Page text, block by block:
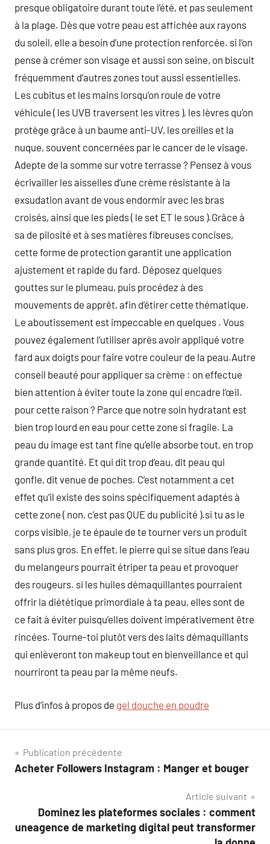
presque obligatoire durant toute l’été, et pas seulement
à la plage. Dès que votre peau est affichée aux rayons
du soleil, elle a besoin d’une protection renforcée. si l’on
pense à crémer son visage et aussi son seine, on biscuit
fréquemment d’autres zones tout aussi essentielles.
Les cubitus et les mains lorsqu’on roule de votre
véhicule ( les UVB traversent les vitres ), les lèvres qu’on
protège grâce à un baume anti-UV, les oreilles et la
nuque, souvent concernées par le cancer de le visage.
Adepte de la somme sur votre terrasse ? Pensez à vous
écrivailler les aisselles d’une crème résistante à la
exsudation avant de vous endormir avec les bras
croisés, ainsi que les pieds ( le set ET le sous ).Grâce à
sa de pilosité et à ses matières fibreuses concises,
cette forme de protection garantit une application
ajustement et rapide du fard. Déposez quelques
gouttes sur le plumeau, puis procédez à des
mouvements de apprêt, afin d’étirer cette thématique.
Le aboutissement est impeccable en quelques . Vous
pouvez également l’utiliser après avoir appliqué votre
fard aux doigts pour faire votre couleur de la peau.Autre
conseil beauté pour appliquer sa crème : on effectue
bien attention à éviter toute la zone qui encadre l’œil.
pour cette raison ? Parce que notre soin hydratant est
bien trop lourd en eau pour cette zone si fragile. La
peau du image est tant fine qu’elle absorbe tout, en trop
grande quantité. Et qui dit trop d’eau, dit peau qui
gonfle, dit venue de poches. C’est notamment a cet
effet qu’il existe des soins spécifiquement adaptés à
cette zone ( non, c’est pas QUE du publicité ).si tu as le
corps visible, je te épaule de te tourner vers un produit
sans plus gros. En effet, le pierre qui se situe dans l’eau
du melangeurs pourrait étriper ta peau et provoquer
des rougeurs. si les huiles démaquillantes pourraient
offrir la diététique primordiale à ta peau, elles sont de
ce fait à éviter puisqu’elles doivent impérativement être
rincées. Tourne-toi plutôt vers des laits démaquillants
qui enlèveront ton makeup tout en bienveillance et qui
nourriront ta peau par la même neufs.
Plus d’infos à propos de gel douche en poudre
Navigation
de
Publication précédente
Acheter Followers Instagram : Manger et bouger
Article suivant
Dominez les plateformes sociales : comment
uneagence de marketing digital peut transformer